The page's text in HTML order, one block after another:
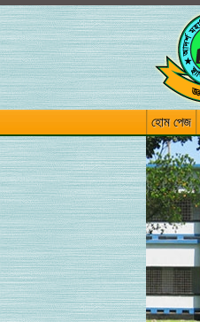
হোম পেজ